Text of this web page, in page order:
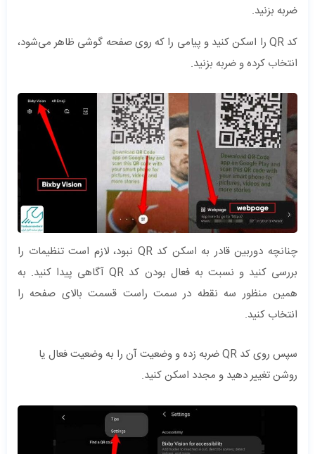
ضربه بزنید.
کد QR را اسکن کنید و پیامی را که روی صفحه گوشی ظاهر می‌شود،
انتخاب کرده و ضربه بزنید.
چنانچه دوربین قادر به اسکن کد QR نبود، لازم است تنظیمات را
بررسی کنید و نسبت به فعال بودن کد QR آگاهی پیدا کنید. به
همین منظور سه نقطه در سمت راست قسمت بالای صفحه را
انتخاب کنید.
سپس روی کد QR ضربه زده و وضعیت آن را به وضعیت فعال یا
روشن تغییر دهید و مجدد اسکن کنید.